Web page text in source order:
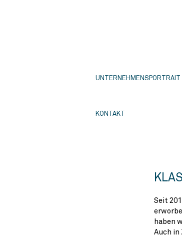
UNTERNEHMENSPORTRAIT
KONTAKT
Seit
haben
Auch